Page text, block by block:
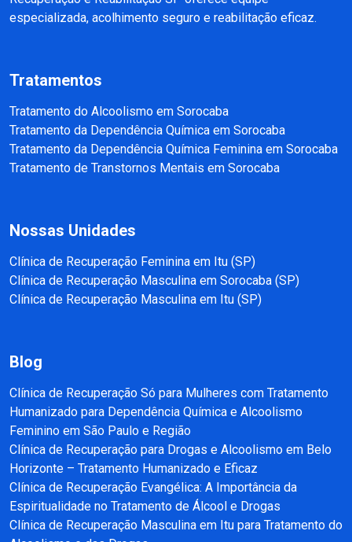
especializada, acolhimento seguro e reabilitação eficaz.
Tratamentos
Tratamento do Alcoolismo em Sorocaba
Tratamento da Dependência Química em Sorocaba
Tratamento da Dependência Química Feminina em Sorocaba
Tratamento de Transtornos Mentais em Sorocaba
Nossas Unidades
Clínica de Recuperação Feminina em Itu (SP)
Clínica de Recuperação Masculina em Sorocaba (SP)
Clínica de Recuperação Masculina em Itu (SP)
Blog
Clínica de Recuperação Só para Mulheres com Tratamento
Humanizado para Dependência Química e Alcoolismo
Feminino em São Paulo e Região
Clínica de Recuperação para Drogas e Alcoolismo em Belo
Horizonte – Tratamento Humanizado e Eficaz
Clínica de Recuperação Evangélica: A Importância da
Espiritualidade no Tratamento de Álcool e Drogas
Clínica de Recuperação Masculina em Itu para Tratamento do